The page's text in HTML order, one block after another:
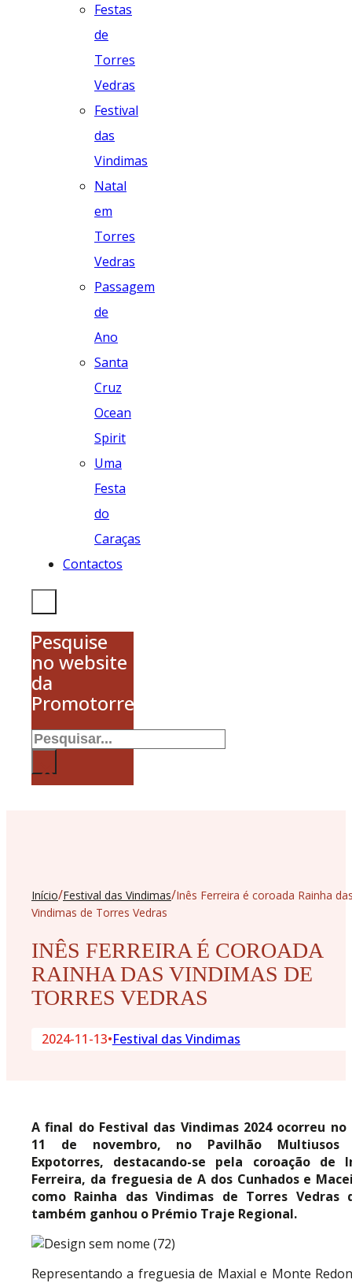
Festas
de
Torres
Vedras
Festival
das
Vindimas
Natal
em
Torres
Vedras
Passagem
de
Ano
Santa
Cruz
Ocean
Spirit
Uma
Festa
do
Caraças
Contactos
Pesquise
no website
da
Promotorres
Pesquisar
×
Início/Festival das Vindimas/Inês Ferreira é coroada Rainha
Vindimas de Torres Vedras
INÊS FERREIRA É COROADA
RAINHA DAS VINDIMAS DE
TORRES VEDRAS
2024-11-13•Festival das Vindimas
A final do Festival das Vindimas 2024 ocorreu no
11 de novembro, no Pavilhão Multiusos
Expotorres, destacando-se pela coroação de
Ferreira, da freguesia de A dos Cunhados e
como Rainha das Vindimas de Torres Vedras
também ganhou o Prémio Traje Regional.
Representando a freguesia de Maxial e Monte